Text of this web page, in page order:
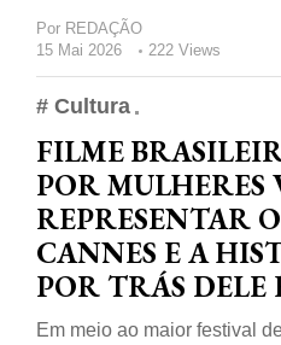
Por REDAÇÃO
15 Mai 2026
222 Views
# Cultura
FILME
POR MULHERES
REPRESENTAR
CANNES E A
POR TRÁS DELE
Em meio ao maior festival